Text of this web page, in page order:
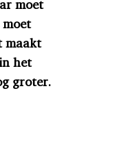
moet
maakt
het
groter.